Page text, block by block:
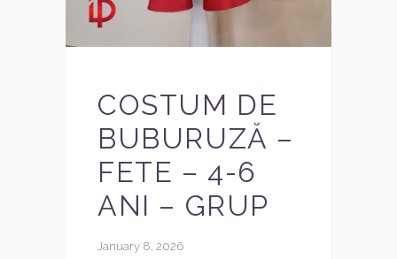
COSTUM DE
BUBURUZĂ –
FETE – 4-6
ANI – GRUP
January 8, 2026